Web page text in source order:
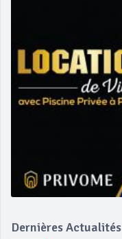
Dernières Actualités